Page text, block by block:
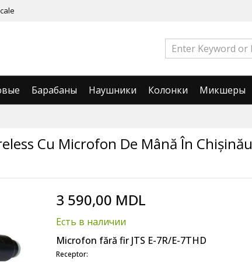
Барабаны Наушники Колонки Микшеры
Cu Microfon De Mână În Chișinău
3 590,00 MDL
Есть в наличии
Microfon fără fir JTS E-7R/E-7THD
Receptor: